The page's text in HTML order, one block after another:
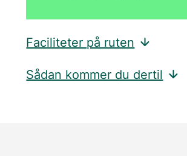
Faciliteter på ruten
Sådan kommer du dertil